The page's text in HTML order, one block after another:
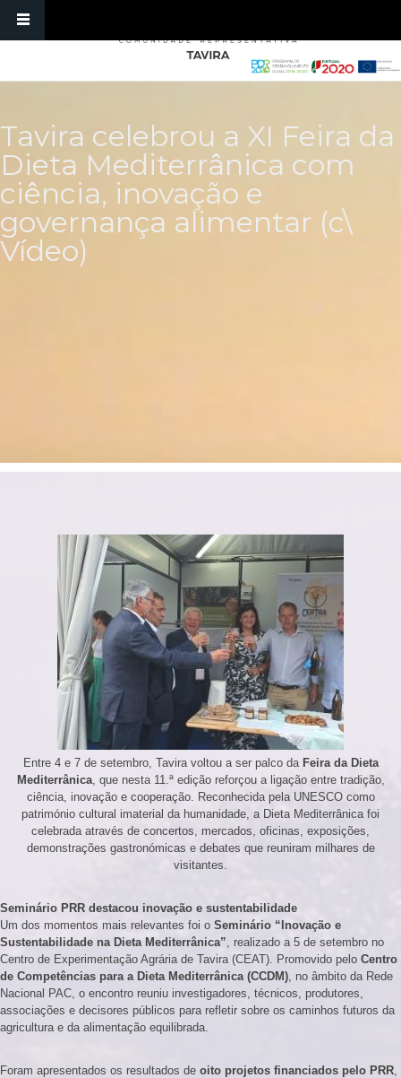
Tavira celebrou a XI Feira da
Dieta Mediterrânica com
ciência, inovação e
governança alimentar (c\
Vídeo)
Entre 4 e 7 de setembro, Tavira voltou a ser palco da Feira da Dieta
Mediterrânica, que nesta 11.ª edição reforçou a ligação entre tradição,
ciência, inovação e cooperação. Reconhecida pela UNESCO como
património cultural imaterial da humanidade, a Dieta Mediterrânica foi
celebrada através de concertos, mercados, oficinas, exposições,
demonstrações gastronómicas e debates que reuniram milhares de
visitantes.
Seminário PRR destacou inovação e sustentabilidade
Um dos momentos mais relevantes foi o Seminário “Inovação e
Sustentabilidade na Dieta Mediterrânica”, realizado a 5 de setembro no
Centro de Experimentação Agrária de Tavira (CEAT). Promovido pelo Centro
de Competências para a Dieta Mediterrânica (CCDM), no âmbito da Rede
Nacional PAC, o encontro reuniu investigadores, técnicos, produtores,
associações e decisores públicos para refletir sobre os caminhos futuros da
agricultura e da alimentação equilibrada.
Foram apresentados os resultados de oito projetos financiados pelo PRR,